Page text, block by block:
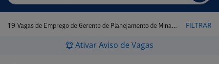
19 Vagas de Emprego de Gerente de Planejamento de Mina em Belo Horizonte - MG FILTRAR
Ativar Aviso de Vagas